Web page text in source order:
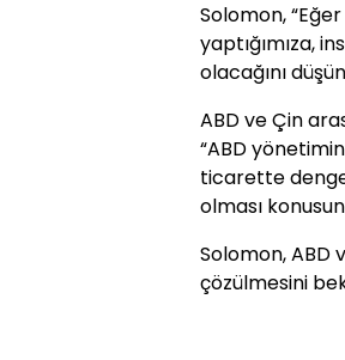
Solomon,
yaptığımıza,
olacağını
ABD ve Çin
“ABD
ticarette
olması
Solomon, ABD
çözülmesini